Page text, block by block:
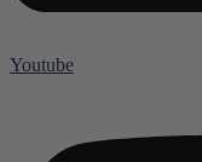
Youtube